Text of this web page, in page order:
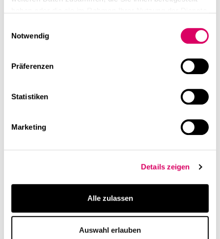
Notwendig
Präferenzen
Statistiken
Marketing
Details zeigen
Alle zulassen
Auswahl erlauben